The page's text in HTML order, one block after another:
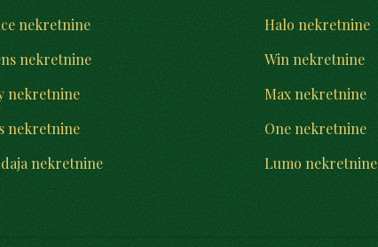
nekretnine
Halo nekretnine
nekretnine
Win nekretnine
nekretnine
Max nekretnine
nekretnine
One nekretnine
nekretnine Lumo nekretnine